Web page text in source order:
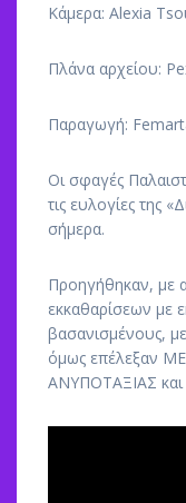
Κάμερα: Alexia
Πλάνα αρχείου:
Παραγωγή:
Οι σφαγές
τις ευλογίες της
σήμερα.
Προηγήθηκαν, με
εκκαθαρίσεων με
βασανισμένους,
όμως επέλεξαν
ΑΝΥΠΟΤΑΞΙΑΣ